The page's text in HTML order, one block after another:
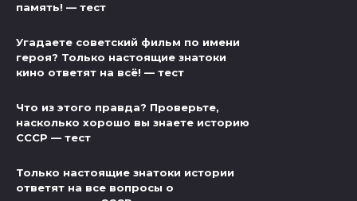
память! — тест
Угадаете советский фильм по имени
героя? Только настоящие знатоки
кино ответят на всё! — тест
Что из этого правда? Проверьте,
насколько хорошо вы знаете историю
СССР — тест
Только настоящие знатоки истории
ответят на все вопросы о